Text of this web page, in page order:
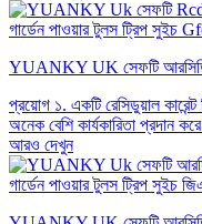
YUANKY UK সেফটি আরসিডি
প্রয়োগ ১. একটি রেসিডুয়াল
অনেক বেশি কার্যকারিতা প্রদান
আরও দেখুন